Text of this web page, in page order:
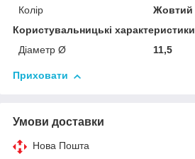
Колір
Жовтий
Користувальницькі характеристики
Діаметр Ø
11,5
Приховати
Умови доставки
Нова Пошта